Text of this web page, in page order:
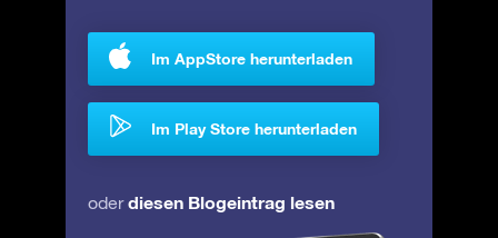
Im AppStore herunterladen
Im Play Store herunterladen
oderdiesen Blogeintrag lesen